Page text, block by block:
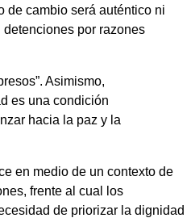
de cambio será auténtico ni
por razones
Asimismo,
es una condición
hacia la paz y la
en medio de un contexto de
frente al cual los
de priorizar la dignidad